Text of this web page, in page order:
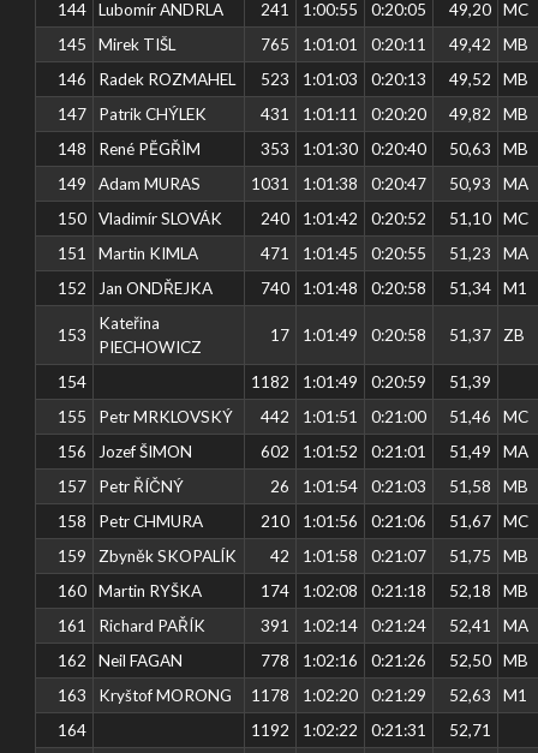
144 Lubomír ANDRLA 241 1:00:55 0:20:05 49,20
MC
145
Mirek TIŠL 765 1:01:01 0:20:11 49,42
MB
146
Radek ROZMAHEL 523 1:01:03 0:20:13 49,52
MB
147
Patrik CHÝLEK 431 1:01:11 0:20:20 49,82
MB
148
René PĔGŘÌM 353 1:01:30 0:20:40 50,63
MB
149
Adam MURAS 1031 1:01:38 0:20:47 50,93
MA
150
Vladimír SLOVÁK 240 1:01:42 0:20:52 51,10
MC
151
Martin KIMLA 471 1:01:45 0:20:55 51,23
MA
152
Jan ONDŘEJKA 740 1:01:48 0:20:58 51,34 M1
153
Kateřina
PIECHOWICZ
17 1:01:49 0:20:58 51,37 ZB
154 1182 1:01:49 0:20:59
51,39
155
Petr MRKLOVSKÝ 442 1:01:51 0:21:00 51,46
MC
156
Jozef ŠIMON 602 1:01:52 0:21:01 51,49
MA
157
Petr ŘÍČNÝ 26 1:01:54 0:21:03 51,58
MB
158
Petr CHMURA 210 1:01:56 0:21:06 51,67
MC
159
Zbyněk SKOPALÍK 42 1:01:58 0:21:07 51,75
MB
160
Martin RYŠKA 174 1:02:08 0:21:18 52,18
MB
161
Richard PAŘÍK 391 1:02:14 0:21:24 52,41
MA
162
Neil FAGAN 778 1:02:16 0:21:26 52,50
MB
163
Kryštof MORONG 1178 1:02:20 0:21:29 52,63
M1
164
1192 1:02:22 0:21:31
52,71